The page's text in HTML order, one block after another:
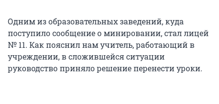
Одним из образовательных заведений, куда
поступило сообщение о минировании, стал лицей
№ 11. Как пояснил нам учитель, работающий в
учреждении, в сложившейся ситуации
руководство приняло решение перенести уроки.